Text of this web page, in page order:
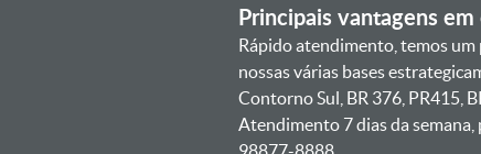
Principais vantagens
Rápido atendimento, temos
nossas várias bases
Contorno Sul, BR 376, PR415,
Atendimento 7 dias da